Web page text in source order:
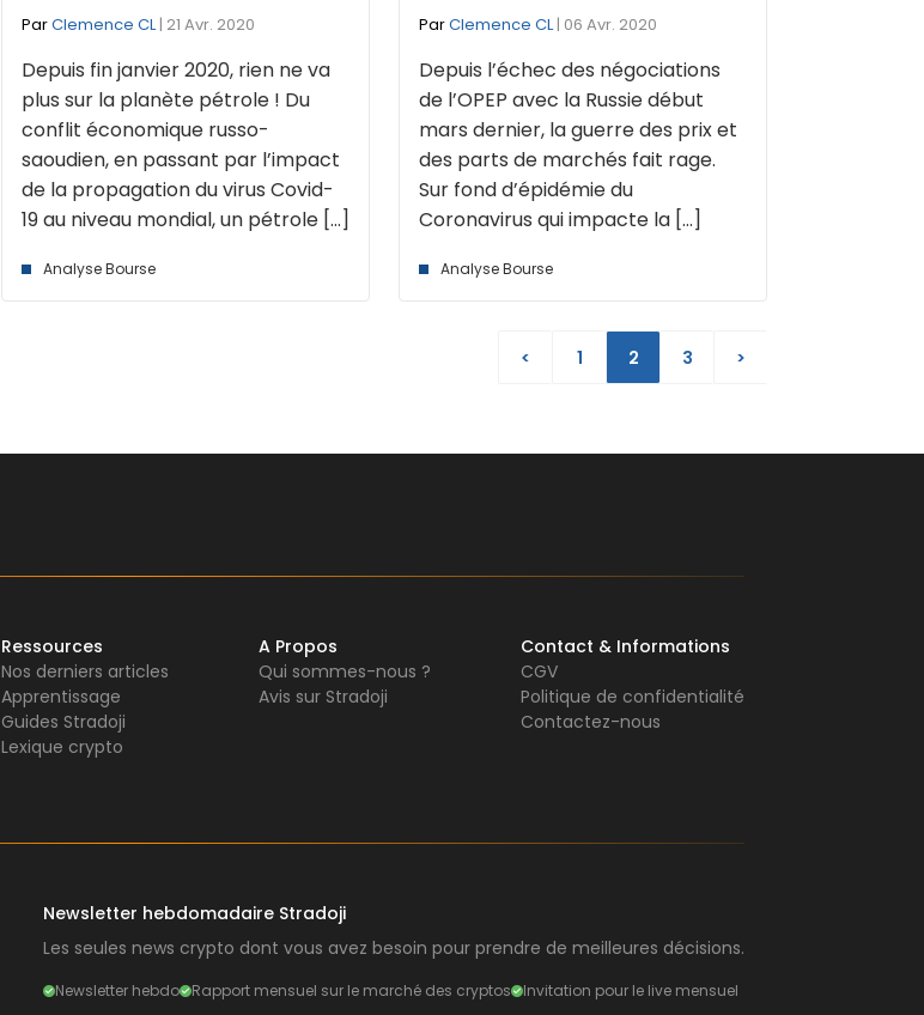
ParClemence CL| 21 Avr. 2020
Depuis fin janvier 2020, rien ne va
plus sur la planète pétrole ! Du
conflit économique russo-
saoudien, en passant par l’impact
de la propagation du virus Covid-
19 au niveau mondial, un pétrole [...]
Analyse Bourse
ParClemence CL| 06 Avr. 2020
Depuis l’échec des négociations
de l’OPEP avec la Russie début
mars dernier, la guerre des prix et
des parts de marchés fait rage.
Sur fond d’épidémie du
Coronavirus qui impacte la [...]
Analyse Bourse
< 1 2 3 >
Ressources
Nos derniers articles
Apprentissage
Guides Stradoji
Lexique crypto
A Propos
Qui sommes-nous ?
Avis sur Stradoji
Contact & Informations
CGV
Politique de confidentialité
Contactez-nous
Newsletter hebdomadaire Stradoji
Les seules news crypto dont vous avez besoin pour prendre de meilleures décisions.
Newsletter hebdo Rapport mensuel sur le marché des cryptos Invitation pour le live mensuel